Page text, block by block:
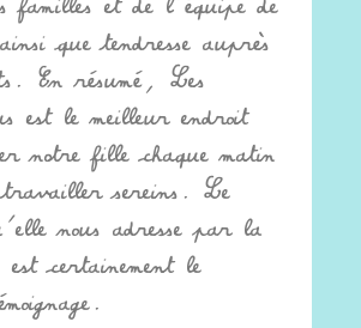
que tendresse auprès
En résumé, Les
est le meilleur endroit
notre fille chaque matin
sereins. Le
nous adresse par la
certainement le